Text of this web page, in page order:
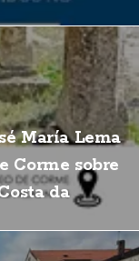
María Lema
Corme sobre
da